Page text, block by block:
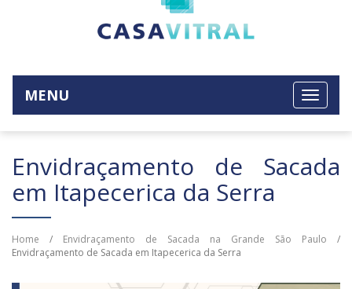
MENU
Envidraçamento de Sacada
em Itapecerica da Serra
Home / Envidraçamento de Sacada na Grande São Paulo /
Envidraçamento de Sacada em Itapecerica da Serra